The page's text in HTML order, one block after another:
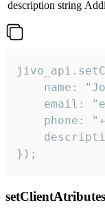
description string
name:
email:
phone:
});
setClientAtributes